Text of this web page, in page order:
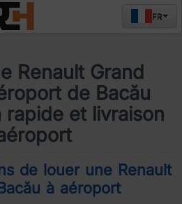
FR
Renault Grand
de Bacău
rapide et livraison
de louer une Renault
à aéroport